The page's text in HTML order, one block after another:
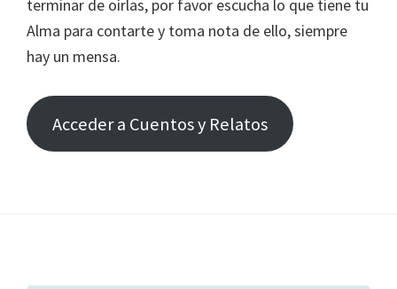
terminar de oírlas, por favor escucha lo que tiene tu
Alma para contarte y toma nota de ello, siempre
hay un mensa.
Acceder a Cuentos y Relatos
Footer